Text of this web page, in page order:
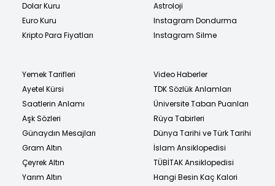
Dolar Kuru
Euro Kuru
Kripto Para Fiyatları
Astroloji
Instagram Dondurma
Instagram Silme
Yemek Tarifleri
Ayetel Kürsi
Saatlerin Anlamı
Aşk Sözleri
Günaydın Mesajları
Gram Altın
Çeyrek Altın
Yarım Altın
Video Haberler
TDK Sözlük Anlamları
Üniversite Taban Puanları
Rüya Tabirleri
Dünya Tarihi ve Türk Tarihi
İslam Ansiklopedisi
TÜBİTAK Ansiklopedisi
Hangi Besin Kaç Kalori